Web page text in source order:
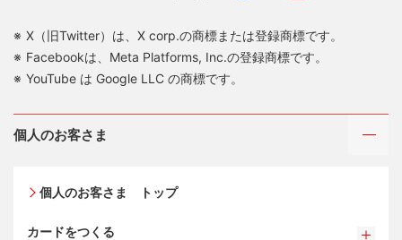
X（旧Twitter）は、X corp.の商標または登録商標です。
Facebookは、Meta Platforms, Inc.の登録商標です。
YouTube は Google LLC の商標です。
個人のお客さま
個人のお客さま トップ
カードをつくる